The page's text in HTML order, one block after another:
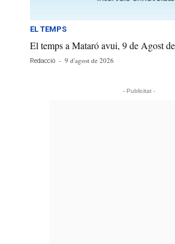
EL TEMPS
El temps a Mataró avui, 9 de Agost
Redacció - 9 d'agost de 2026
- Publicitat -